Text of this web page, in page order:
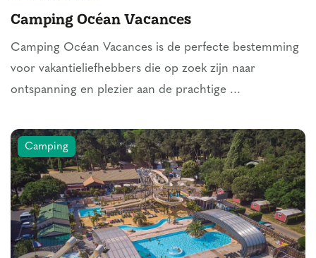
Camping Océan Vacances
Camping Océan Vacances is de perfecte bestemming
voor vakantieliefhebbers die op zoek zijn naar
ontspanning en plezier aan de prachtige ...
Camping